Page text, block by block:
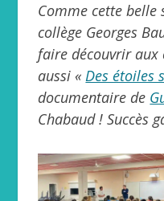
Comme cette belle
collège Georges
faire découvrir aux
aussi «Des étoiles
documentaire de
Chabaud ! Succès